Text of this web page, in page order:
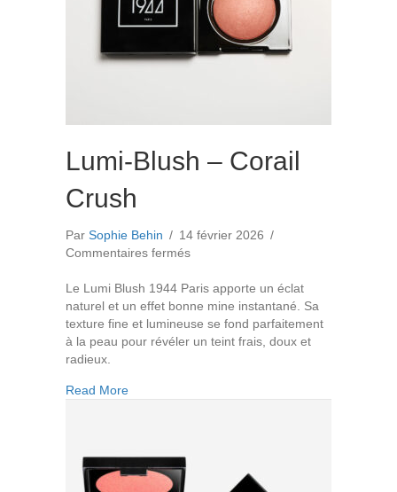
Lumi-Blush – Corail
Crush
Par Sophie Behin / 14 février 2026 /
Commentaires ferméssur
Blush
–
Corail
Crush
Le Lumi Blush 1944 Paris apporte un éclat
naturel et un effet bonne mine instantané. Sa
texture fine et lumineuse se fond parfaitement
à la peau pour révéler un teint frais, doux et
radieux.
Read Moreabout Lumi-Blush – Corail Crush